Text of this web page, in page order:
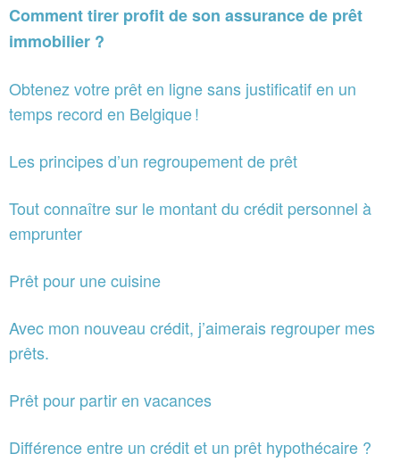
Comment tirer profit de son assurance de prêt
immobilier ?
Obtenez votre prêt en ligne sans justificatif en un
temps record en Belgique !
Les principes d’un regroupement de prêt
Tout connaître sur le montant du crédit personnel à
emprunter
Prêt pour une cuisine
Avec mon nouveau crédit, j’aimerais regrouper mes
prêts.
Prêt pour partir en vacances
Différence entre un crédit et un prêt hypothécaire ?